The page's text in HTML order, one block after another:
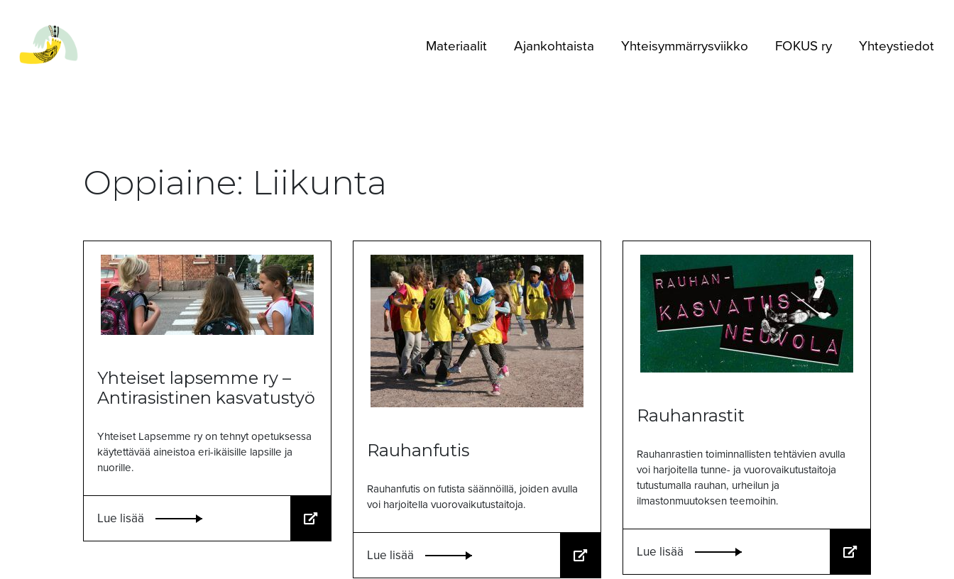
Materiaalit Ajankohtaista Yhteisymmärrysviikko FOKUS ry Yhteystiedot
Oppiaine: Liikunta
Yhteiset lapsemme ry –
Antirasistinen kasvatustyö
Yhteiset Lapsemme ry on tehnyt opetuksessa
käytettävää aineistoa eri-ikäisille lapsille ja
nuorille.
Lue lisää
Rauhanfutis
Rauhanfutis on futista säännöillä, joiden avulla
voi harjoitella vuorovaikutustaitoja.
Lue lisää
Rauhanrastit
Rauhanrastien toiminnallisten tehtävien avulla
voi harjoitella tunne- ja vuorovaikutustaitoja
tutustumalla rauhan, urheilun ja
ilmastonmuutoksen teemoihin.
Lue lisää